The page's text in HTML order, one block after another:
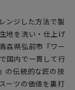
ンジした方法で製
地を洗い・仕上げ
森県弘前市『ワー
国内で一貫して行
の伝統的な匠の技
ーツの価値を裏打